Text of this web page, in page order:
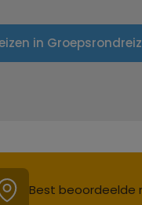
in
Best beoordeelde